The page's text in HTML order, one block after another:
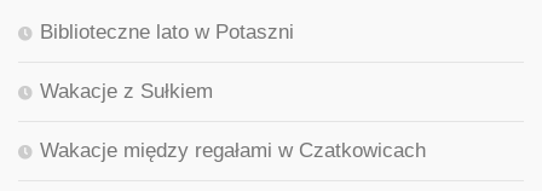
Biblioteczne lato w Potaszni
Wakacje z Sułkiem
Wakacje między regałami w Czatkowicach